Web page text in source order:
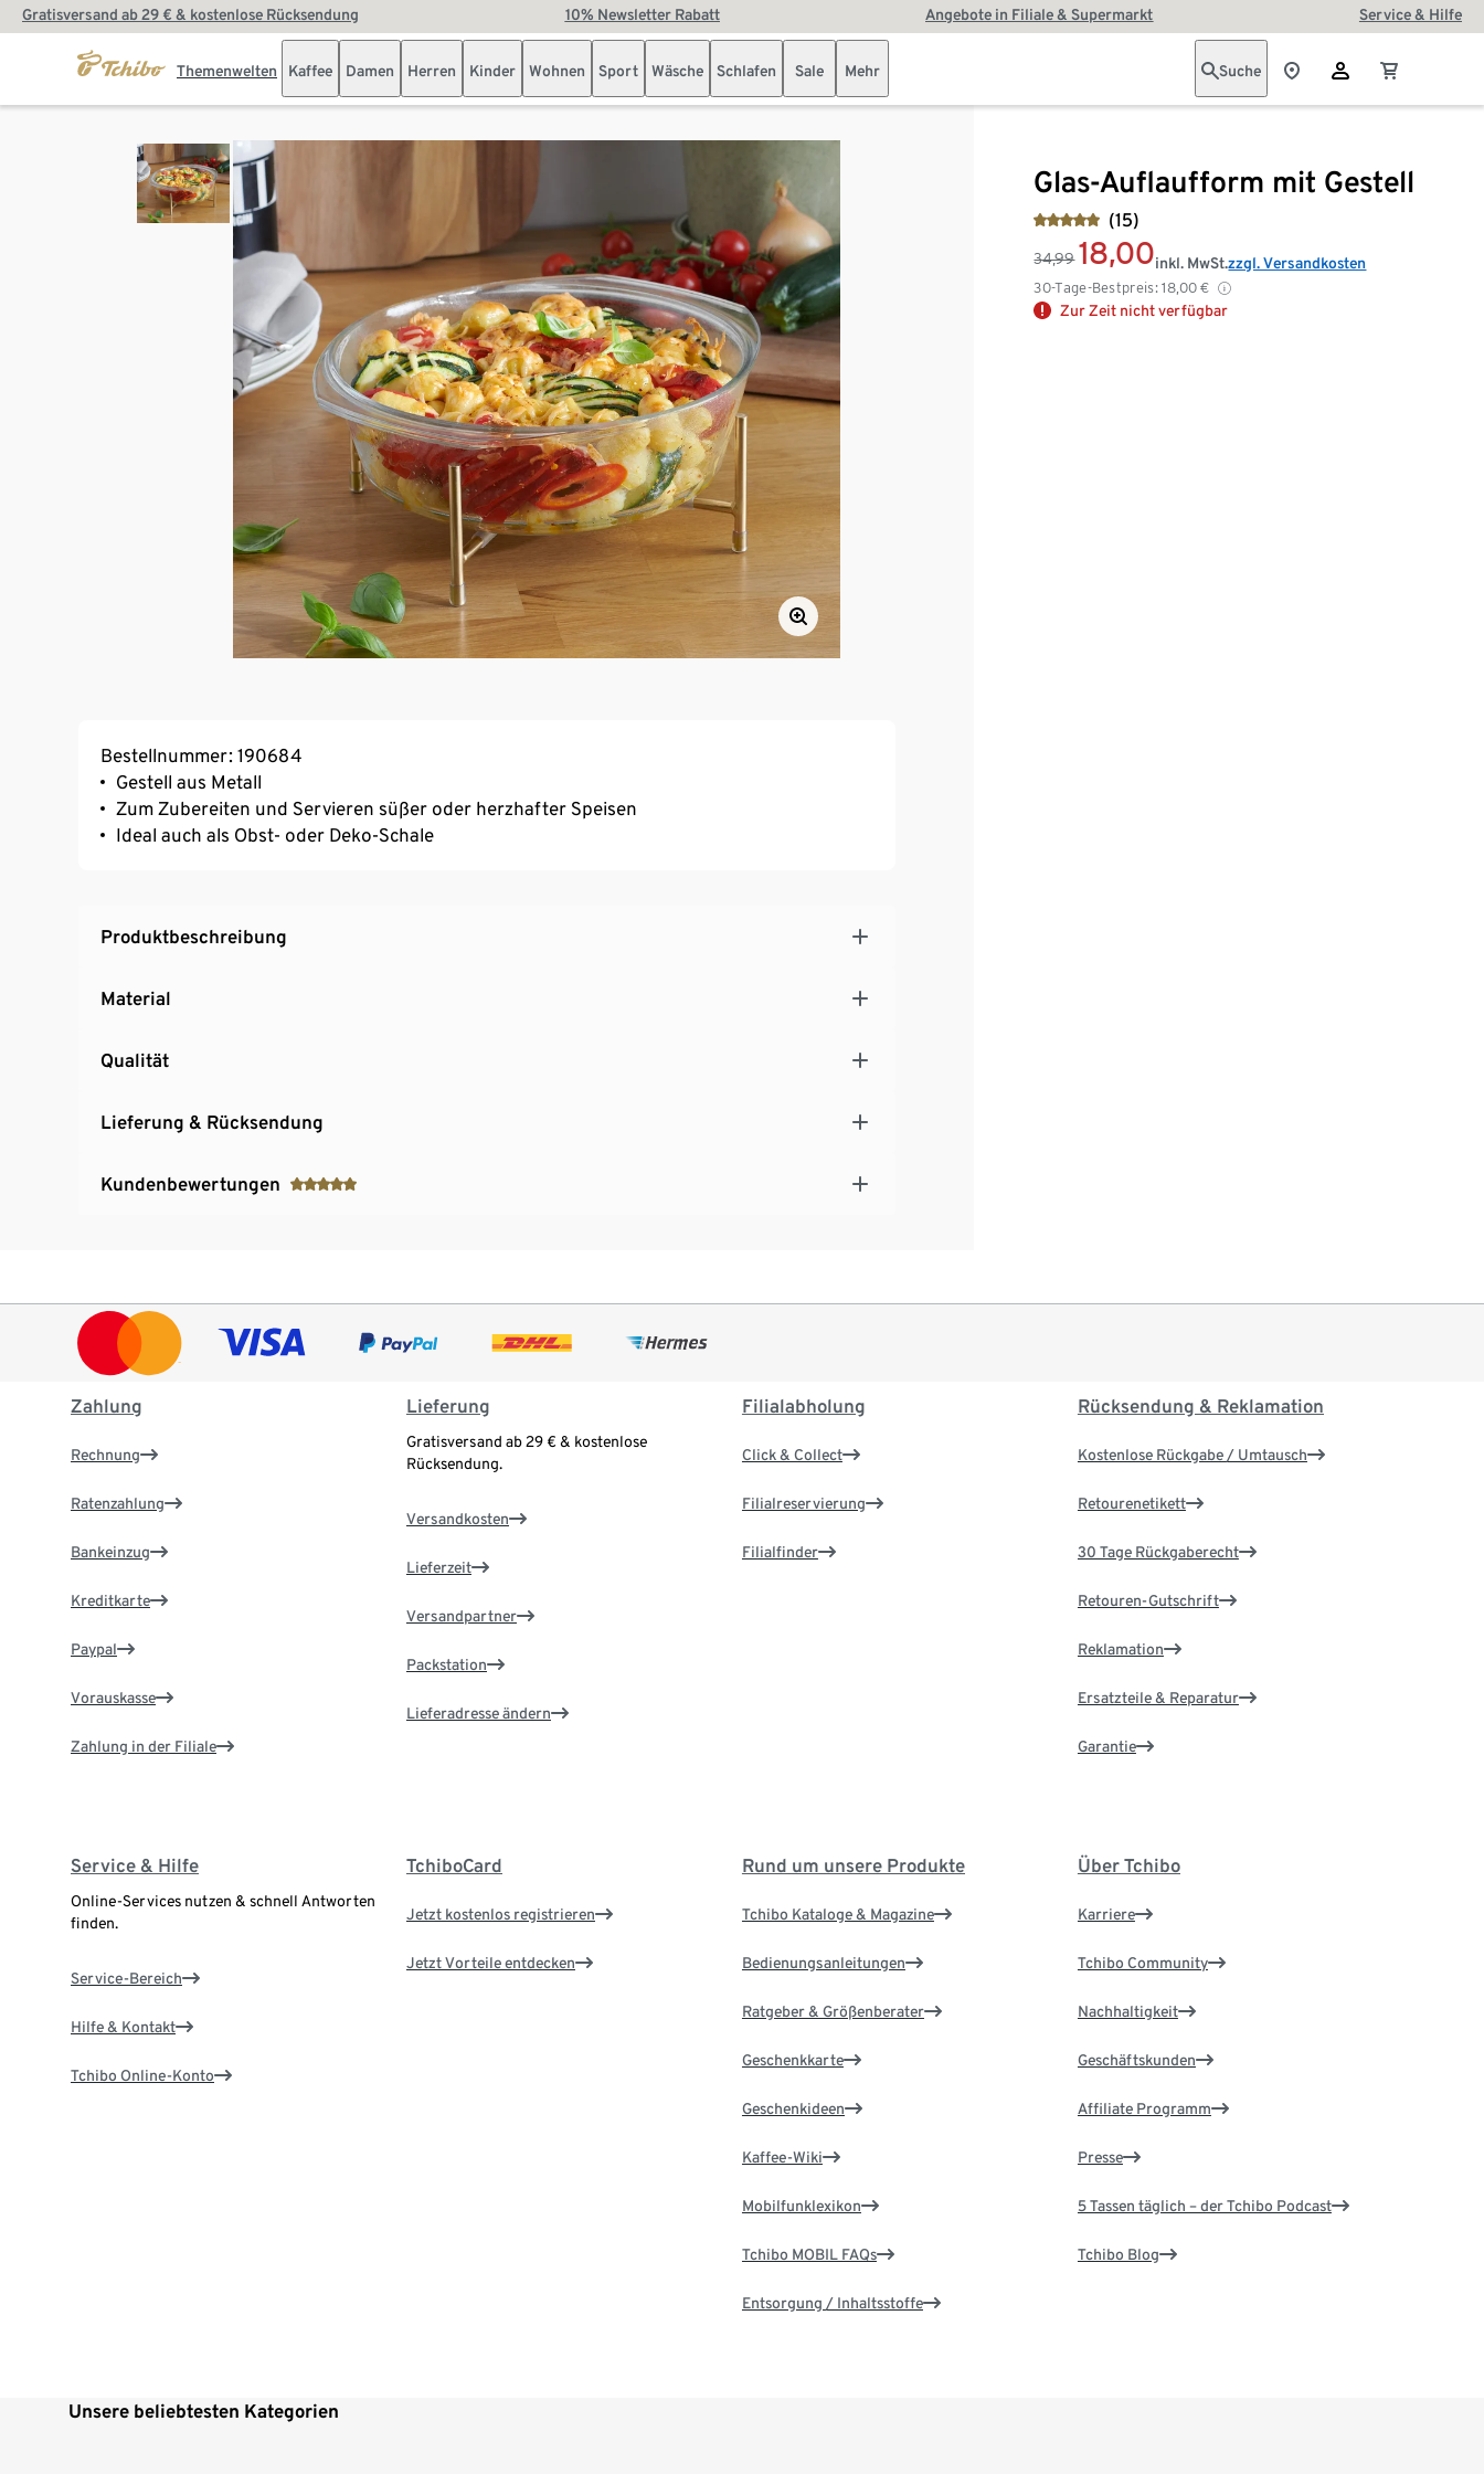
Gratisversand ab 29 € & kostenlose Rücksendung 10% Newsletter Rabatt Angebote in Filiale & Supermarkt Service & Hilfe
Themenwelten Kaffee Damen Herren Kinder Wohnen Sport Wäsche Schlafen Sale Mehr Suche
Glas-Auflaufform mit Gestell
(15)
34,99 18,00
30-Tage-Bestpreis: 18,00 €
inkl. MwSt.zzgl. Versandkosten
Zur Zeit nicht verfügbar
Bestellnummer: 190684
Gestell aus Metall
Zum Zubereiten und Servieren süßer oder herzhafter Speisen
Ideal auch als Obst- oder Deko-Schale
Produktbeschreibung
Material
Qualität
Lieferung & Rücksendung
Kundenbewertungen
Zahlung
Rechnung
Ratenzahlung
Bankeinzug
Kreditkarte
Paypal
Vorauskasse
Zahlung in der Filiale
Lieferung
Gratisversand ab 29 € & kostenlose
Rücksendung.
Versandkosten
Lieferzeit
Versandpartner
Packstation
Lieferadresse ändern
Filialabholung
Click & Collect
Filialreservierung
Filialfinder
Rücksendung & Reklamation
Kostenlose Rückgabe / Umtausch
Retourenetikett
30 Tage Rückgaberecht
Retouren-Gutschrift
Reklamation
Ersatzteile & Reparatur
Garantie
Service & Hilfe
Online-Services nutzen & schnell Antworten
finden.
Service-Bereich
Hilfe & Kontakt
Tchibo Online-Konto
TchiboCard
Jetzt kostenlos registrieren
Jetzt Vorteile entdecken
Rund um unsere Produkte
Tchibo Kataloge & Magazine
Bedienungsanleitungen
Ratgeber & Größenberater
Geschenkkarte
Geschenkideen
Kaffee-Wiki
Mobilfunklexikon
Tchibo MOBIL FAQs
Entsorgung / Inhaltsstoffe
Über Tchibo
Karriere
Tchibo Community
Nachhaltigkeit
Geschäftskunden
Affiliate Programm
Presse
5 Tassen täglich – der Tchibo Podcast
Tchibo Blog
Unsere beliebtesten Kategorien